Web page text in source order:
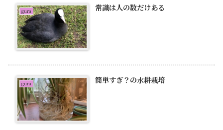
gura 常識は人の数だけある
gura 簡単すぎ？の水耕栽培